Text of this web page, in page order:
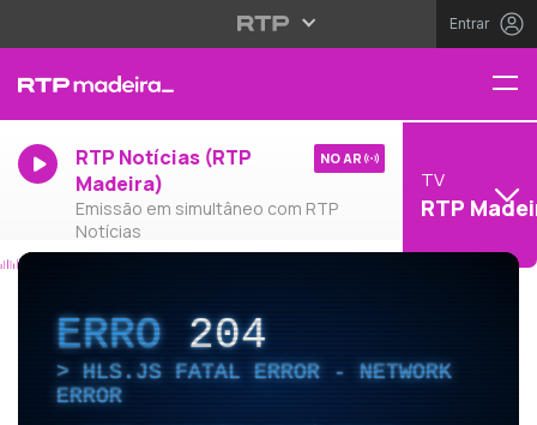
Entrar
RTP Notícias (RTP
Madeira)
Emissão em simultâneo com RTP
Notícias
NO AR
TV
RTP
ERRO204
HLS.JS FATAL ERROR - NETWORK
ERROR